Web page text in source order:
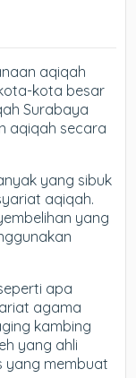
aqiqah
kota besar
Surabaya
aqiqah secara
yang sibuk
aqiqah.
yang
apa
agama
kambing
yang ahli
yang membuat